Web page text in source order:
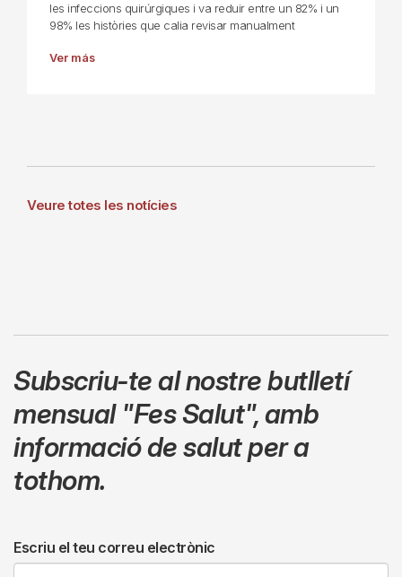
les infeccions quirúrgiques i va reduir entre un 82% i un
98% les històries que calia revisar manualment
Ver más
Veure totes les notícies
Subscriu-te al nostre butlletí
mensual "Fes Salut",amb
informació de salut per a
tothom.
Escriu el teu correu electrònic